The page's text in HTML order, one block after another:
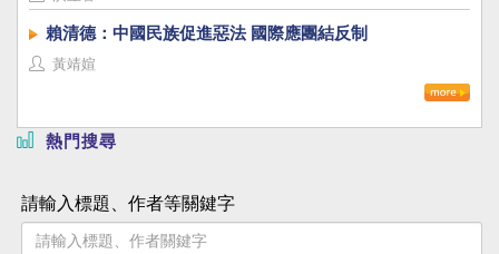
賴清德：中國民族促進惡法 國際應團結反制
黃靖媗
熱門搜尋
請輸入標題、作者等關鍵字